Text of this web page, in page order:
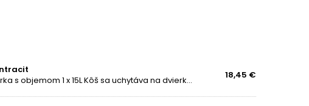
Elegantný a moderný odpadkový kôš na dvierka s objemom 1 x 15L Kôš sa uchytáva na dvierka a pri otvorení dvierok sa kôš otvorí. Balenie obsahuje aj šablónu na montáž V popise nájdete montážne video. Montážny návod a šablónu nájdete v prílohe vo...
18,45 €